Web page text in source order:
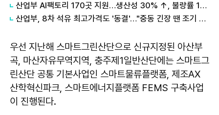
산업부 AI팩토리 170곳 지원…생산성 30% ↑, 불량률 15% ↓
산업부, 8차 석유 최고가격도 '동결'…"중동 긴장 땐 조기 인상"
우선 지난해 스마트그린산단으로 신규지정된 아산부
곡, 마산자유무역지역, 충주제1일반산단에는 스마트그
린산단 공통 기본사업인 스마트물류플랫폼, 제조AX
산학혁신파크, 스마트에너지플랫폼 FEMS 구축사업
이 진행된다.